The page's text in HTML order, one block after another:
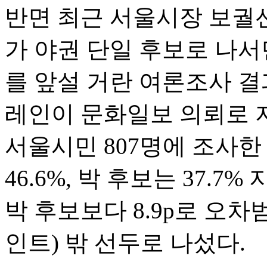
반면 최근 서울시장 보
가 야권 단일 후보로 나
를 앞설 거란 여론조사
레인이 문화일보 의뢰로
서울시민 807명에 조사
46.6%, 박 후보는 37.7%
박 후보보다 8.9p로 오차
인트) 밖 선두로 나섰다.